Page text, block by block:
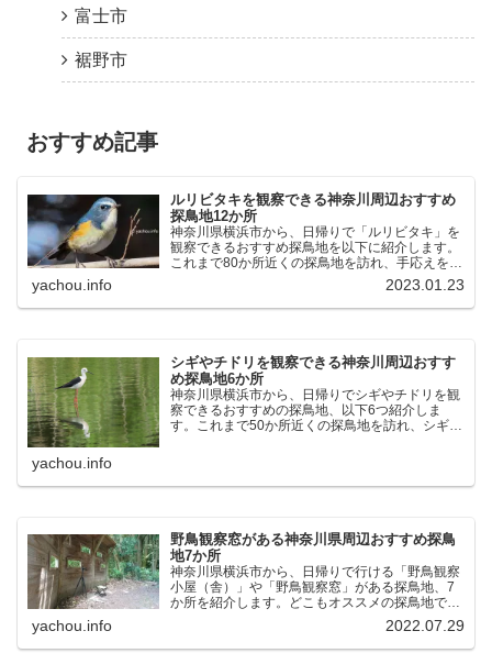
富士市
裾野市
おすすめ記事
ルリビタキを観察できる神奈川周辺おすすめ
探鳥地12か所
神奈川県横浜市から、日帰りで「ルリビタキ」を
観察できるおすすめ探鳥地を以下に紹介します。
これまで80か所近くの探鳥地を訪れ、手応えを感
じた場所です。以下、★ が多いほど観察しやす
く、出現頻度が高いと感じた場所です。 北本自然
観察公園：埼玉県...
yachou.info 2023.01.23
シギやチドリを観察できる神奈川周辺おすす
め探鳥地6か所
神奈川県横浜市から、日帰りでシギやチドリを観
察できるおすすめの探鳥地、以下6つ紹介しま
す。これまで50か所近くの探鳥地を訪れ、シギや
yachou.info
野鳥観察窓がある神奈川県周辺おすすめ探鳥
地7か所
神奈川県横浜市から、日帰りで行ける「野鳥観察
小屋（舎）」や「野鳥観察窓」がある探鳥地、7
か所を紹介します。どこもオススメの探鳥地で
す。実際に訪れてみると、野山にいる野鳥、海や
湖にいる野鳥それぞれ違う観察になりました。街
中にあり、電車で行ける...
yachou.info 2022.07.29